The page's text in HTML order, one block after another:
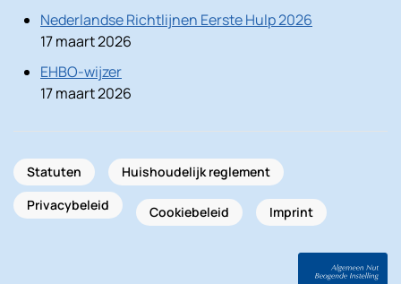
Nederlandse Richtlijnen Eerste Hulp 2026
17 maart 2026
EHBO-wijzer
17 maart 2026
Statuten
Huishoudelijk reglement
Privacybeleid
Cookiebeleid Imprint